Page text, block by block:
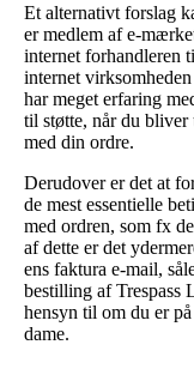
Et alternativt forslag
er medlem af e-
internet forhandleren
internet
har meget erfaring
til støtte, når du bliver
med din ordre.
Derudover er det at
de mest essentielle
med ordren, som fx
af dette er det
ens faktura e-mail,
bestilling af Trespass
hensyn til om du er
dame.